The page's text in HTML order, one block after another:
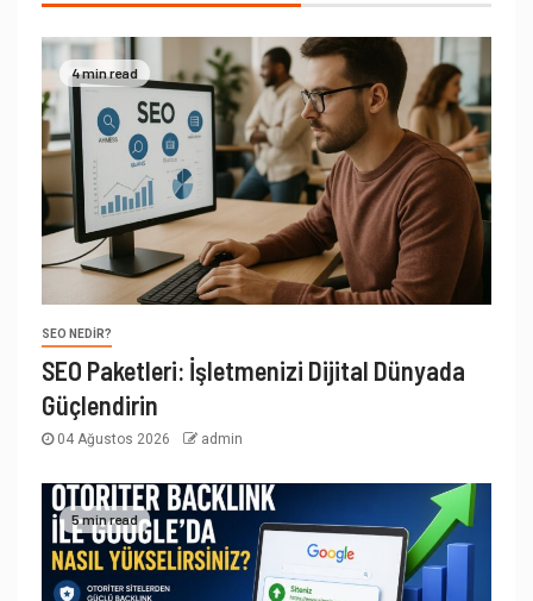
4 min read
SEO NEDIR?
SEO Paketleri: İşletmenizi Dijital Dünyada
Güçlendirin
04 Ağustos 2026 admin
5 min read